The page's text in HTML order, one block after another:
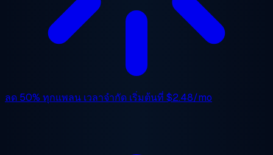
ลด 50% ทุกแพลน เวลาจำกัด เริ่มต้นที่ $2.48/mo